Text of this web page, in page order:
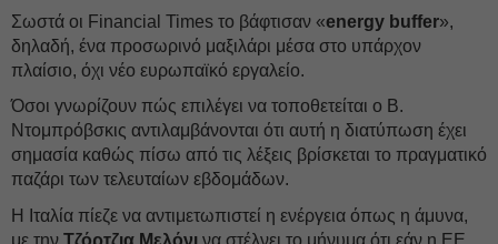
Σωστά οι Financial Times το βάφτισαν «energy buffer»,
δηλαδή, ένα προσωρινό μαξιλάρι μέσα στο υπάρχον
πλαίσιο, όχι νέο ευρωπαϊκό εργαλείο.
Όσοι γνωρίζουν πώς επιλέγει να τοποθετείται ο Β.
Ντομπρόβσκις αντιλαμβάνονται ότι αυτή η διατύπωση έχει
σημασία καθώς πίσω από τις λέξεις βρίσκεται το πραγματικό
παζάρι των τελευταίων εβδομάδων.
Η Ιταλία πίεζε να αντιμετωπιστεί η ενέργεια όπως η άμυνα,
με την Τζόρτζια Μελόνι να στέλνει το μήνυμα ότι εάν η ΕΕ